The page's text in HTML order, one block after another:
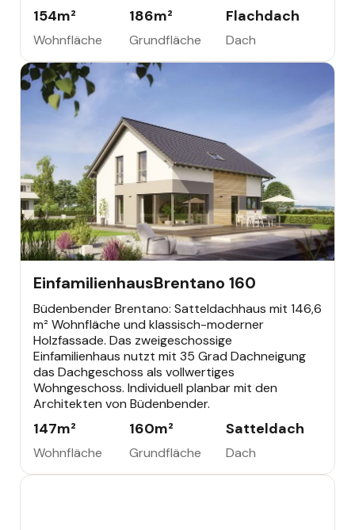
154m²
Wohnfläche
186m²
Grundfläche
Flachdach
Dach
EinfamilienhausBrentano 160
Büdenbender Brentano: Satteldachhaus mit 146,6
m² Wohnfläche und klassisch-moderner
Holzfassade. Das zweigeschossige
Einfamilienhaus nutzt mit 35 Grad Dachneigung
das Dachgeschoss als vollwertiges
Wohngeschoss. Individuell planbar mit den
Architekten von Büdenbender.
147m²
Wohnfläche
160m²
Grundfläche
Satteldach
Dach